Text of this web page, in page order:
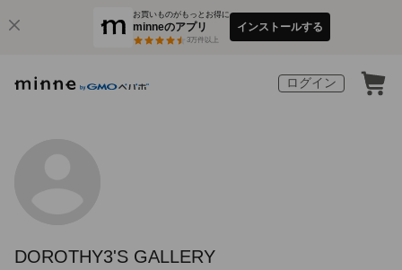
お買いものがもっとお得に
minneのアプリ
3万件以上
インストールする
ログイン
DOROTHY3'S GALLERY